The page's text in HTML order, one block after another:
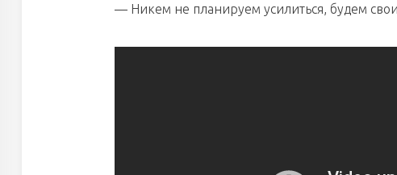
— Никем не планируем усилиться, будем